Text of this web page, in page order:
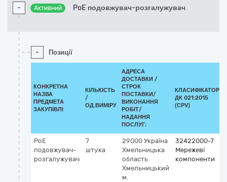
- Активний PoE подовжувач-розгалужувач
- Позиції
КОНКРЕТНА
НАЗВА
ПРЕДМЕТА
ЗАКУПІВЛІ
КІЛЬКІСТЬ
/
ОД.ВИМІРУ
АДРЕСА
ДОСТАВКИ /
СТРОК
ПОСТАВКИ/
ВИКОНАННЯ
РОБІТ/
НАДАННЯ
ПОСЛУГ:
КЛАСИФІКАТОР
ДК 021:2015
(CPV)
PoE
подовжувач-
розгалужувач
7
штука
29000 Україна
Хмельницька
область
Хмельницький
м.
32422000-7
Мережеві
компоненти